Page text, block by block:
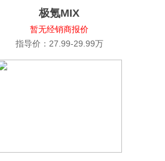
极氪MIX
暂无经销商报价
指导价：27.99-29.99万